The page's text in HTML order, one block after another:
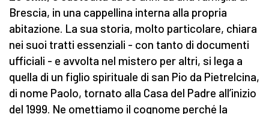
Brescia, in una cappellina interna alla propria
abitazione. La sua storia, molto particolare, chiara
nei suoi tratti essenziali - con tanto di documenti
ufficiali - e avvolta nel mistero per altri, si lega a
quella di un figlio spirituale di san Pio da Pietrelcina,
di nome Paolo, tornato alla Casa del Padre all’inizio
del 1999. Ne omettiamo il cognome perché la